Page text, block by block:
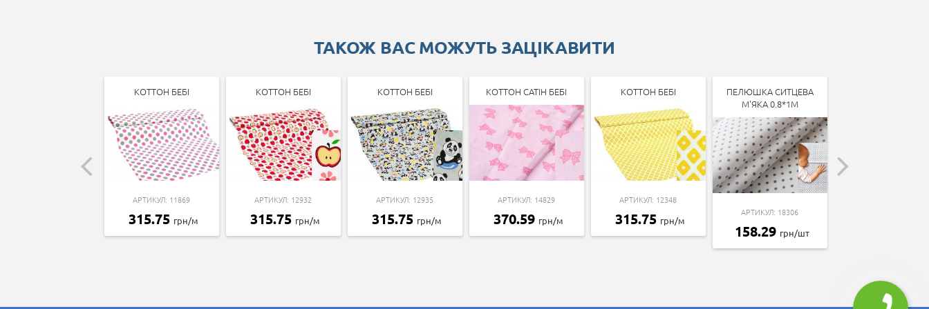
ТАКОЖ ВАС МОЖУТЬ ЗАЦІКАВИТИ
КОТТОН БЕБІ
АРТИКУЛ: 11869
315.75 грн/м
КОТТОН БЕБІ
АРТИКУЛ: 12932
315.75 грн/м
КОТТОН БЕБІ
АРТИКУЛ: 12935
315.75 грн/м
КОТТОН САТІН БЕБІ
АРТИКУЛ: 14829
370.59 грн/м
КОТТОН БЕБІ
АРТИКУЛ: 12348
315.75 грн/м
ПЕЛЮШКА СИТЦЕВА
М'ЯКА 0.8*1М
АРТИКУЛ: 18306
158.29 грн/шт